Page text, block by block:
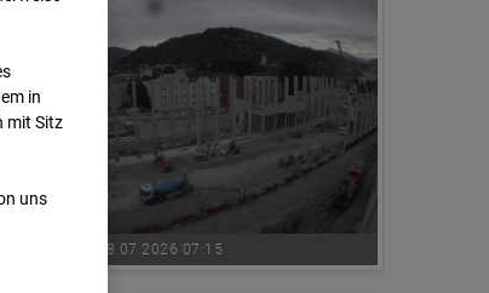
08.07.2026 07:15
in
mit Sitz
uns